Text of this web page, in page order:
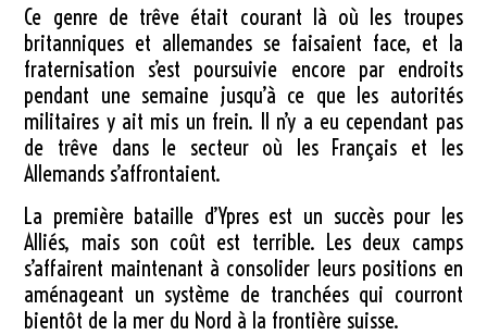
Ce genre de trêve était courant là où les troupes
britanniques et allemandes se faisaient face, et la
fraternisation s’est poursuivie encore par endroits
pendant une semaine jusqu’à ce que les autorités
militaires y ait mis un frein. Il n’y a eu cependant pas
de trêve dans le secteur où les Français et les
Allemands s’affrontaient.
La première bataille d’Ypres est un succès pour les
Alliés, mais son coût est terrible. Les deux camps
s’affairent maintenant à consolider leurs positions en
aménageant un système de tranchées qui courront
bientôt de la mer du Nord à la frontière suisse.